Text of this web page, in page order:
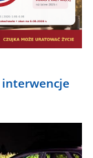
interwencje